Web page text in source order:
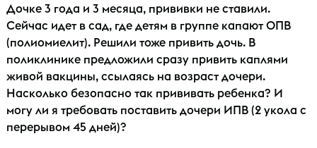
Дочке 3 года и 3 месяца, прививки не ставили.
Сейчас идет в сад, где детям в группе капают ОПВ
(полиомиелит). Решили тоже привить дочь. В
поликлинике предложили сразу привить каплями
живой вакцины, ссылаясь на возраст дочери.
Насколько безопасно так прививать ребенка? И
могу ли я требовать поставить дочери ИПВ (2 укола с
перерывом 45 дней)?